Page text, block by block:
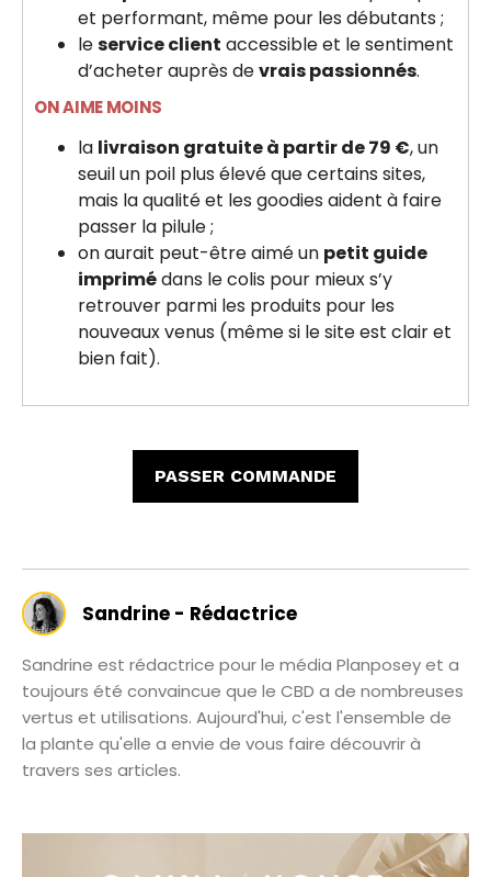
et performant, même pour les débutants ;
leservice client accessible et le sentiment
d’acheter auprès devrais passionnés.
ON AIME MOINS
la livraison gratuite à partir de 79 €, un
seuil un poil plus élevé que certains sites,
mais la qualité et les goodies aident à faire
passer la pilule ;
on aurait peut-être aimé un petit guide
imprimédans le colis pour mieux s’y
retrouver parmi les produits pour les
nouveaux venus (même si le site est clair et
bien fait).
PASSER COMMANDE
Sandrine - Rédactrice
Sandrine est rédactrice pour le média Planposey et a
toujours été convaincue que le CBD a de nombreuses
vertus et utilisations. Aujourd'hui, c'est l'ensemble de
la plante qu'elle a envie de vous faire découvrir à
travers ses articles.